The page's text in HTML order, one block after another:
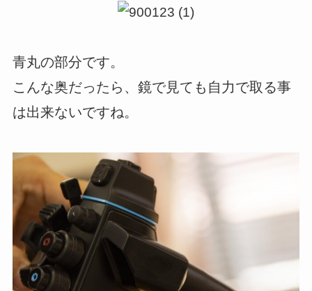
青丸の部分です。
こんな奥だったら、鏡で見ても自力で取る事
は出来ないですね。